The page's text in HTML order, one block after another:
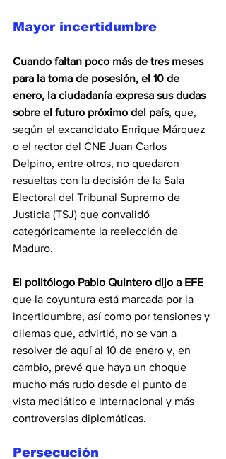
Mayor incertidumbre
Cuando faltan poco más de tres meses
para la toma de posesión, el 10 de
enero, la ciudadanía expresa sus dudas
sobre el futuro próximo del país, que,
según el excandidato Enrique Márquez
o el rector del CNE Juan Carlos
Delpino, entre otros, no quedaron
resueltas con la decisión de la Sala
Electoral del Tribunal Supremo de
Justicia (TSJ) que convalidó
categóricamente la reelección de
Maduro.
El politólogo Pablo Quintero dijo a EFE
que la coyuntura está marcada por la
incertidumbre, así como por tensiones y
dilemas que, advirtió, no se van a
resolver de aquí al 10 de enero y, en
cambio, prevé que haya un choque
mucho más rudo desde el punto de
vista mediático e internacional y más
controversias diplomáticas.
Persecución